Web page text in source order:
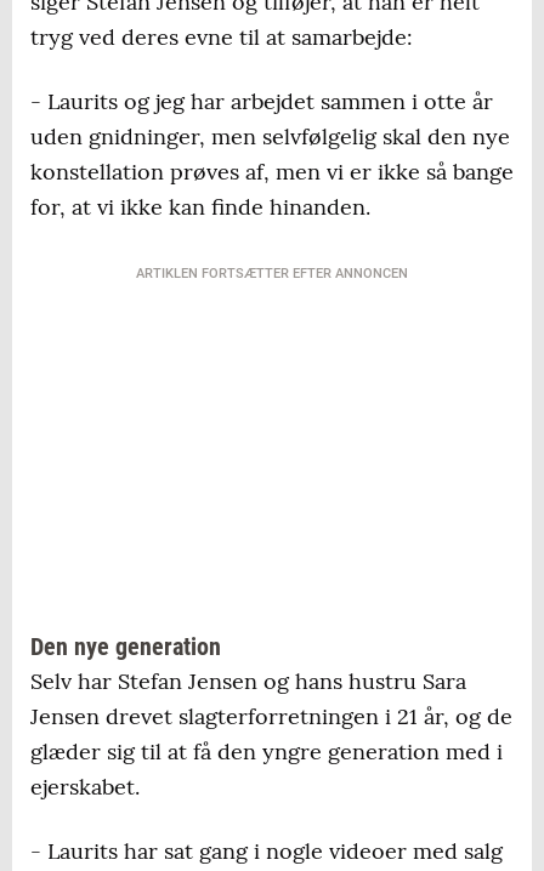
tryg ved deres evne til at samarbejde:
- Laurits og jeg har arbejdet sammen i otte år
uden gnidninger, men selvfølgelig skal den nye
konstellation prøves af, men vi er ikke så bange
for, at vi ikke kan finde hinanden.
ARTIKLEN FORTSÆTTER EFTER ANNONCEN
Den nye generation
Selv har Stefan Jensen og hans hustru Sara
Jensen drevet slagterforretningen i 21 år, og de
glæder sig til at få den yngre generation med i
ejerskabet.
- Laurits har sat gang i nogle videoer med salg